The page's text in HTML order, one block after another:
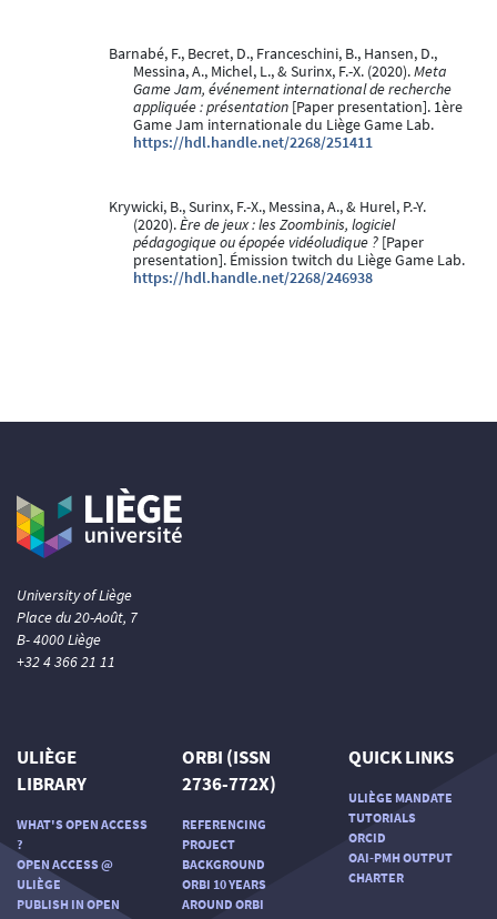
Barnabé, F., Becret, D., Franceschini, B., Hansen, D.,
Messina, A., Michel, L., & Surinx, F.-X. (2020).Meta
Game Jam, événement international de recherche
appliquée : présentation [Paper presentation]. 1ère
Game Jam internationale du Liège Game Lab.
https://hdl.handle.net/2268/251411
Krywicki, B., Surinx, F.-X., Messina, A., & Hurel, P.-Y.
(2020).Ère de jeux : les Zoombinis, logiciel
pédagogique ou épopée vidéoludique ? [Paper
presentation]. Émission twitch du Liège Game Lab.
https://hdl.handle.net/2268/246938
University of Liège
Place du 20-Août, 7
B- 4000 Liège
+32 4 366 21 11
ULIÈGE
LIBRARY
WHAT'S OPEN ACCESS
?
OPEN ACCESS @
ULIÈGE
PUBLISH IN OPEN
ORBI (ISSN
2736-772X)
REFERENCING
PROJECT
BACKGROUND
ORBI 10 YEARS
AROUND ORBI
QUICK LINKS
ULIÈGE MANDATE
TUTORIALS
ORCID
OAI-PMH OUTPUT
CHARTER